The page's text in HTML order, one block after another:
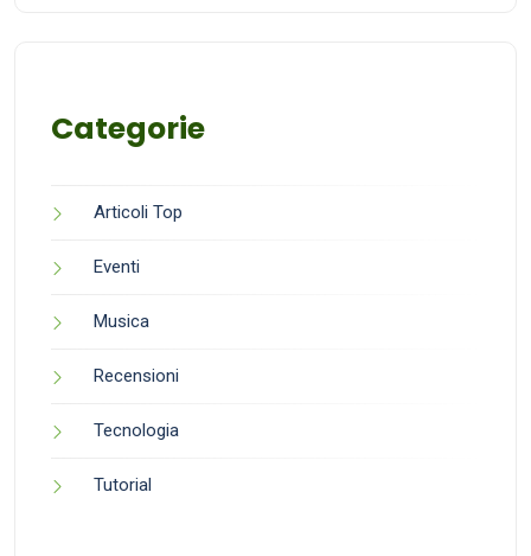
Categorie
Articoli Top
Eventi
Musica
Recensioni
Tecnologia
Tutorial